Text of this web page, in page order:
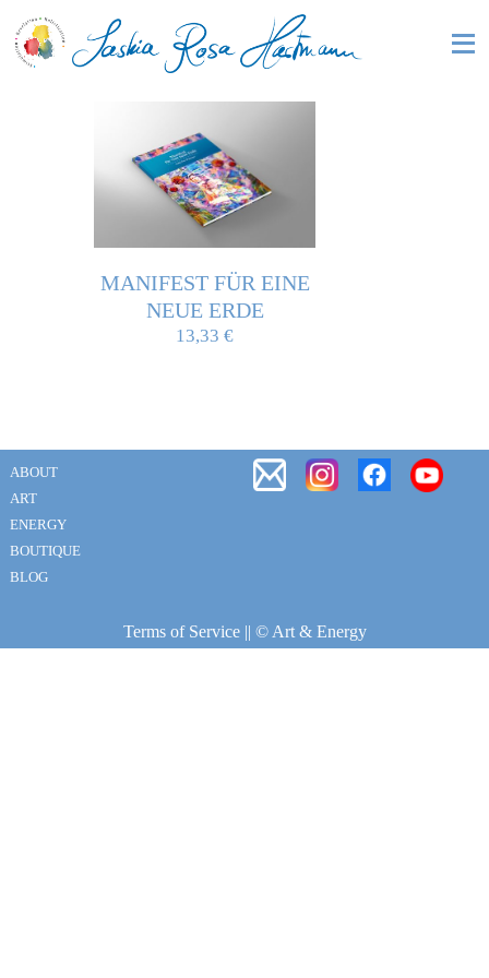
MANIFEST FÜR EINE
NEUE ERDE
13,33 €
ABOUT
ART
ENERGY
BOUTIQUE
BLOG
Terms of Service|| © Art & Energy